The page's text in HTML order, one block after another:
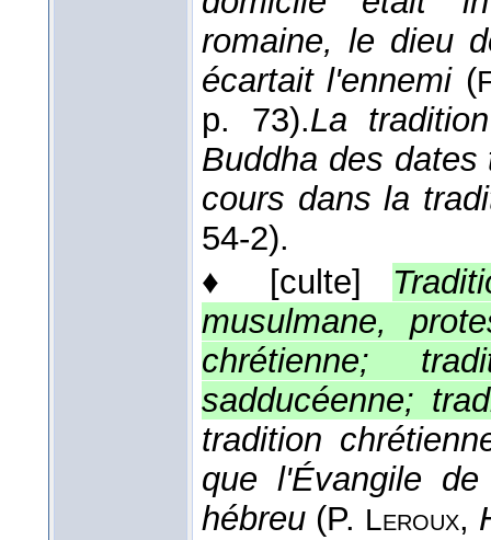
romaine, le dieu
écartait l'ennemi(
p. 73).La
Buddha des
cours dans la
54-2).
♦
[culte]
musulmane,
chrétienne;
sadducéenne;
tradition
que l'Évangile
hébreu (P. Leroux,